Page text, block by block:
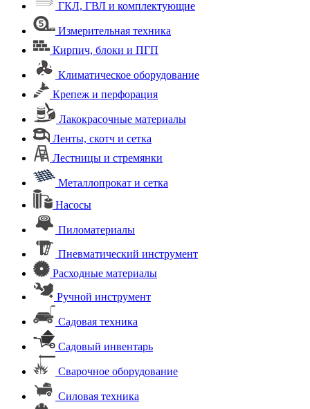
ГКЛ, ГВЛ и комплектующие
Измерительная техника
Кирпич, блоки и ПГП
Климатическое оборудование
Крепеж и перфорация
Лакокрасочные материалы
Ленты, скотч и сетка
Лестницы и стремянки
Металлопрокат и сетка
Насосы
Пиломатериалы
Пневматический инструмент
Расходные материалы
Ручной инструмент
Садовая техника
Садовый инвентарь
Сварочное оборудование
Силовая техника